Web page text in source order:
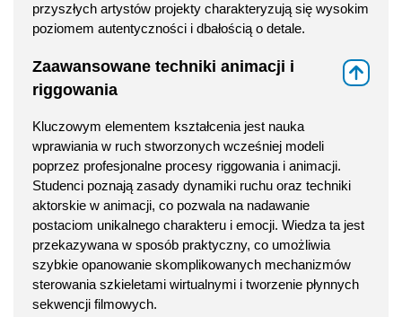
przyszłych artystów projekty charakteryzują się wysokim
poziomem autentyczności i dbałością o detale.
Zaawansowane techniki animacji i
riggowania
Kluczowym elementem kształcenia jest nauka
wprawiania w ruch stworzonych wcześniej modeli
poprzez profesjonalne procesy riggowania i animacji.
Studenci poznają zasady dynamiki ruchu oraz techniki
aktorskie w animacji, co pozwala na nadawanie
postaciom unikalnego charakteru i emocji. Wiedza ta jest
przekazywana w sposób praktyczny, co umożliwia
szybkie opanowanie skomplikowanych mechanizmów
sterowania szkieletami wirtualnymi i tworzenie płynnych
sekwencji filmowych.